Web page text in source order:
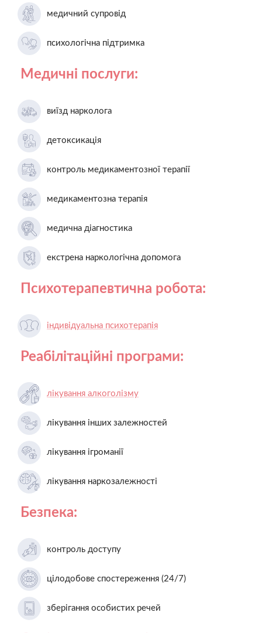
медичний супровід
психологічна підтримка
Медичні послуги:
виїзд нарколога
детоксикація
контроль медикаментозної терапії
медикаментозна терапія
медична діагностика
екстрена наркологічна допомога
Психотерапевтична робота:
індивідуальна психотерапія
Реабілітаційні програми:
лікування алкоголізму
лікування інших залежностей
лікування ігроманії
лікування наркозалежності
Безпека:
контроль доступу
цілодобове спостереження (24/7)
зберігання особистих речей